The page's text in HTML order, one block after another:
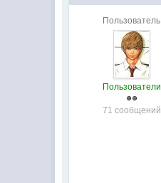
Пользователь
Пользователи
71 сообщений